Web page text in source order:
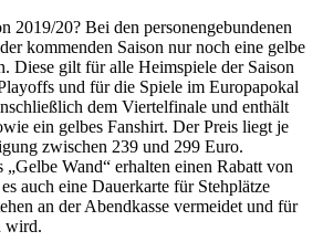
2019/20? Bei den personengebundenen
kommenden Saison nur noch eine gelbe
Diese gilt für alle Heimspiele der Saison
und für die Spiele im Europapokal
dem Viertelfinale und enthält
ein gelbes Fanshirt. Der Preis liegt je
zwischen 239 und 299 Euro.
Wand“ erhalten einen Rabatt von
auch eine Dauerkarte für Stehplätze
an der Abendkasse vermeidet und für
wird.